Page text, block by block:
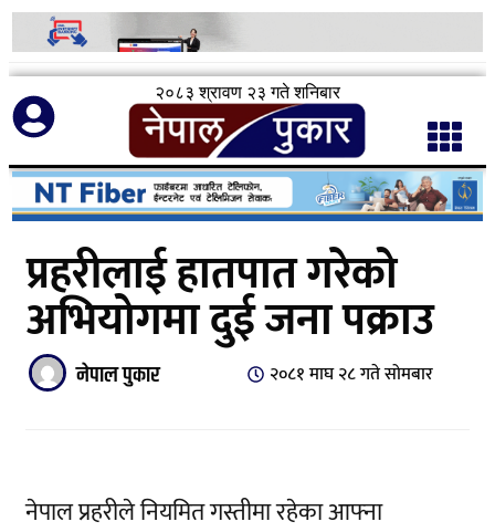
२०८३ श्रावण २३ गते शनिबार
प्रहरीलाई हातपात गरेको
अभियोगमा दुई जना पक्राउ
नेपाल पुकार २०८१ माघ २८ गते सोमबार
नेपाल प्रहरीले नियमित गस्तीमा रहेका आफ्ना